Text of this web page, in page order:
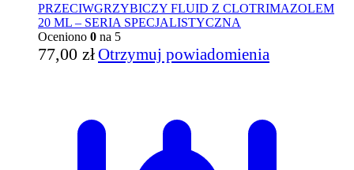
PRZECIWGRZYBICZY FLUID Z CLOTRIMAZOLEM
20 ML – SERIA SPECJALISTYCZNA
Oceniono 0 na 5
77,00 złOtrzymuj powiadomienia